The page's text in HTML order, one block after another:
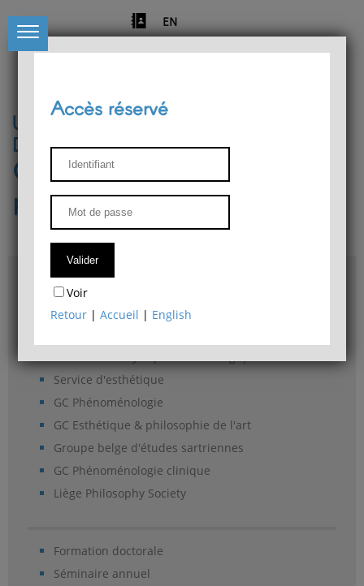
EN
Université de Liège
Département de philosophie
Centre de recherches
phénoménologiques
Accès & plans
Bibliothèque du Département de philosophie
Service d'esthétique
GC Phénoménologie
GC Esthétique & philosophie de l'art
Groupe belge d'études sartriennes
GC Phénoménologie clinique
Liège Philosophy Society
Formation doctorale
Séminaire annuel
Accès réservé
Voir
Retour |Accueil | English